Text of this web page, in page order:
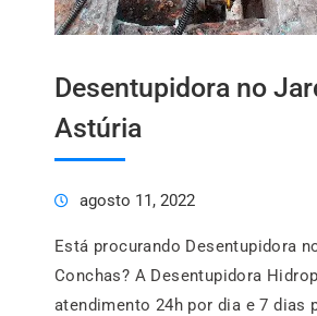
Desentupidora no
Astúria
agosto 11, 2022
Está procurando Desentupidora
Conchas? A Desentupidora
atendimento 24h por dia e 7 dias